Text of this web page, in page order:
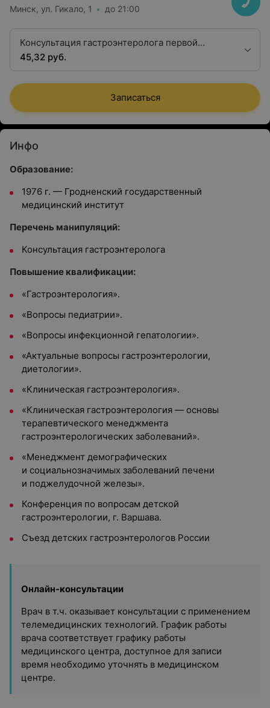
Минск, ул. Гикало, 1 до 21:00
Консультация гастроэнтеролога первой
квалификационной категории
45,32 руб.
Записаться
Инфо
Образование:
1976 г. — Гродненский государственный
медицинский институт
Перечень манипуляций:
Консультация гастроэнтеролога
Повышение квалификации:
«Гастроэнтерология».
«Вопросы педиатрии».
«Вопросы инфекционной гепатологии».
«Актуальные вопросы гастроэнтерологии,
диетологии».
«Клиническая гастроэнтерология».
«Клиническая гастроэнтерология — основы
терапевтического менеджмента
гастроэнтерологических заболеваний».
«Менеджмент демографических
и социальнозначимых заболеваний печени
и поджелудочной железы».
Конференция по вопросам детской
гастроэнтерологии, г. Варшава.
Съезд детских гастроэнтерологов России
Онлайн-консультации
Врач в т.ч. оказывает консультации с применением
телемедицинских технологий. График работы
врача соответствует графику работы
медицинского центра, доступное для записи
время необходимо уточнять в медицинском
центре.